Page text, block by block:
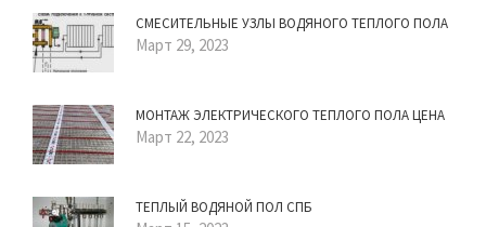
СМЕСИТЕЛЬНЫЕ УЗЛЫ ВОДЯНОГО ТЕПЛОГО ПОЛА
Март 29, 2023
МОНТАЖ ЭЛЕКТРИЧЕСКОГО ТЕПЛОГО ПОЛА ЦЕНА
Март 22, 2023
ТЕПЛЫЙ ВОДЯНОЙ ПОЛ СПБ